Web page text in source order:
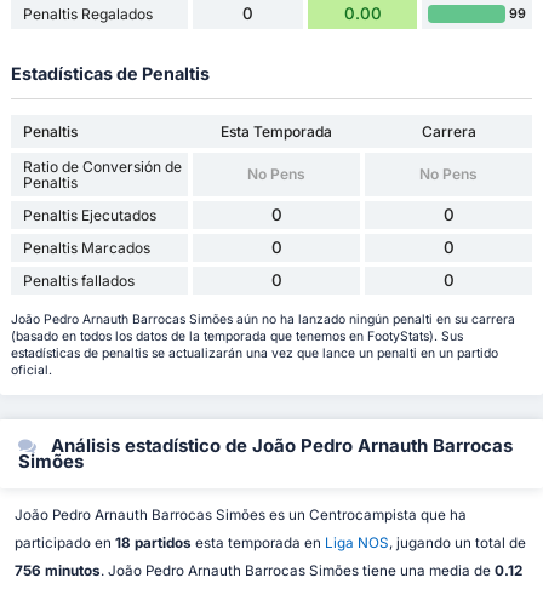
Penaltis Regalados 0 0.00 99
Estadísticas de Penaltis
Penaltis Esta Temporada
Carrera
Ratio de Conversión de
Penaltis
No Pens No Pens
Penaltis Ejecutados 0 0
Penaltis Marcados 0 0
Penaltis fallados 0 0
João Pedro Arnauth Barrocas Simões aún no ha lanzado ningún penalti en su carrera
(basado en todos los datos de la temporada que tenemos en FootyStats). Sus
estadísticas de penaltis se actualizarán una vez que lance un penalti en un partido
oficial.
Análisis estadístico de João Pedro Arnauth Barrocas
Simões
João Pedro Arnauth Barrocas Simões es un Centrocampista que ha
participado en 18 partidos esta temporada en Liga NOS, jugando un total de
756 minutos. João Pedro Arnauth Barrocas Simões tiene una media de 0.12